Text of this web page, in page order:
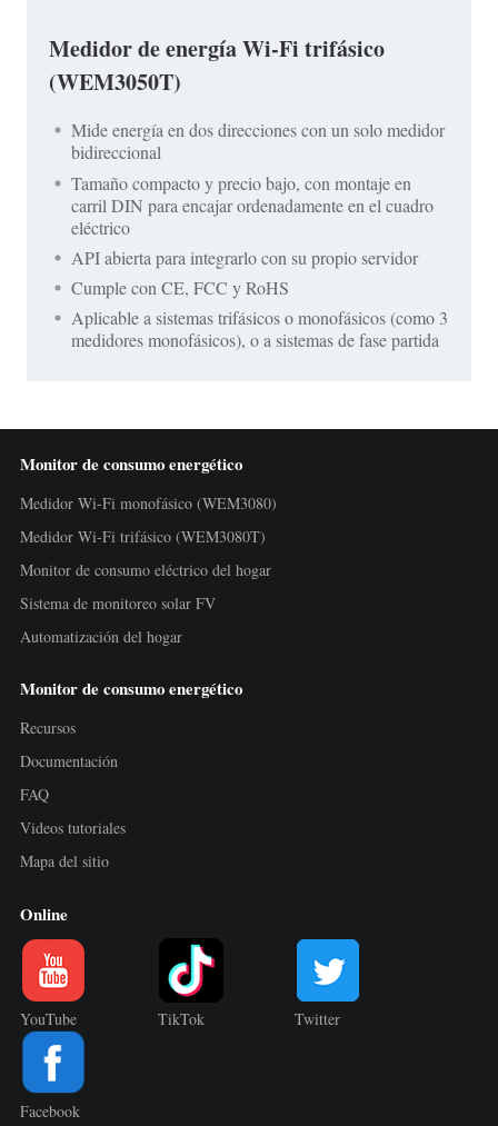
Medidor de energía Wi-Fi trifásico
(WEM3050T)
Mide energía en dos direcciones con un solo medidor
bidireccional
Tamaño compacto y precio bajo, con montaje en
carril DIN para encajar ordenadamente en el cuadro
eléctrico
API abierta para integrarlo con su propio servidor
Cumple con CE, FCC y RoHS
Aplicable a sistemas trifásicos o monofásicos (como 3
medidores monofásicos), o a sistemas de fase partida
Monitor de consumo energético
Medidor Wi-Fi monofásico (WEM3080)
Medidor Wi-Fi trifásico (WEM3080T)
Monitor de consumo eléctrico del hogar
Sistema de monitoreo solar FV
Automatización del hogar
Monitor de consumo energético
Recursos
Documentación
FAQ
Videos tutoriales
Mapa del sitio
Online
YouTube TikTok Twitter
Facebook